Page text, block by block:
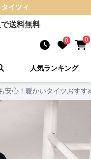
タイツィ
送料無料
0 0
人気ランキング
安心！暖かいタイツおす